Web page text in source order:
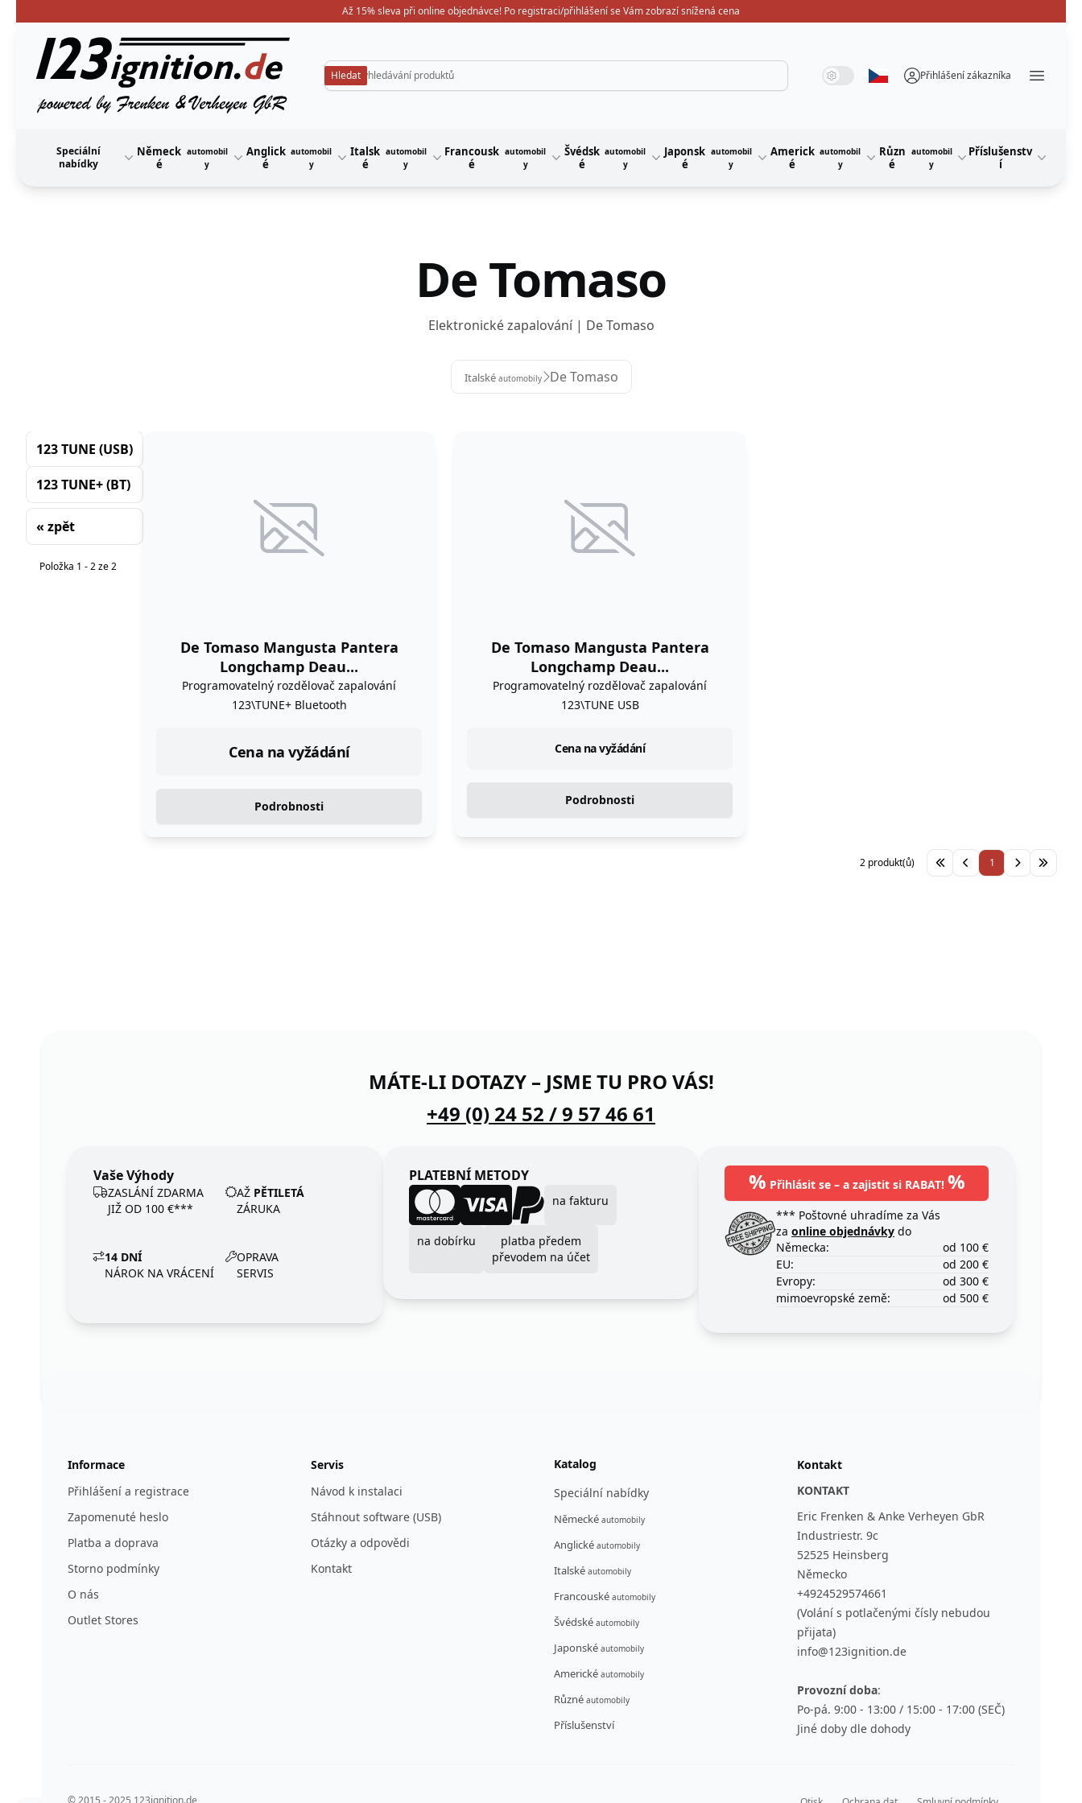
Až 15% sleva při online objednávce! Po registraci/přihlášení se Vám zobrazí snížená cena
123ignition
Systémový režim
Světelný režim
Tmavý režim
Vyberte jazykPřihlášení zákazníka Menü
Speciální
nabídky
Německ
é
automobil
y
Anglick
é
automobil
y
Italsk
é
automobil
y
Francousk
é
automobil
y
Švédsk
é
automobil
y
Japonsk
é
automobil
y
Americk
é
automobil
y
Různ
é
automobil
y
Příslušenstv
í
De Tomaso
Elektronické zapalování | De Tomaso
Italskéautomobily De Tomaso
123 TUNE (USB)
123 TUNE+ (BT)
« zpět
Řazení
Položka 1 - 2 ze 2
De Tomaso Mangusta Pantera
Longchamp Deau...
Programovatelný rozdělovač zapalování
123\TUNE+ Bluetooth
Cena na vyžádání
Podrobnosti
De Tomaso Mangusta Pantera
Longchamp Deau...
Programovatelný rozdělovač zapalování
123\TUNE USB
Cena na vyžádání
Podrobnosti
1
2 produkt(ů)
MÁTE-LI DOTAZY – JSME TU PRO VÁS!
+49 (0) 24 52 / 9 57 46 61
Vaše Výhody
ZASLÁNÍ ZDARMA
JIŽ OD 100 €***
AŽ PĚTILETÁ
ZÁRUKA
14 DNÍ
NÁROK NA VRÁCENÍ
OPRAVA
SERVIS
PLATEBNÍ METODY
na fakturu
na dobírku
platba předem
převodem na účet
% Přihlásit se – a zajistit si RABAT! %
*** Poštovné uhradíme za Vás
za online objednávky do
Německa:
od 100 €
EU:
od 200 €
Evropy:
od 300 €
mimoevropské země:
od 500 €
Informace
Přihlášení a registrace
Zapomenuté heslo
Platba a doprava
Storno podmínky
O nás
Outlet Stores
Servis
Návod k instalaci
Stáhnout software (USB)
Otázky a odpovědi
Kontakt
Katalog
Speciální nabídky
Německé automobily
Anglické automobily
Italské automobily
Francouské automobily
Švédské automobily
Japonské automobily
Americké automobily
Různé automobily
Příslušenství
Kontakt
KONTAKT
Eric Frenken & Anke Verheyen GbR
Industriestr. 9c
52525 Heinsberg
Německo
+4924529574661
(Volání s potlačenými čísly nebudou
přijata)
info@123ignition.de
Provozní doba:
Po-pá. 9:00 - 13:00 / 15:00 - 17:00 (SEČ)
Jiné doby dle dohody